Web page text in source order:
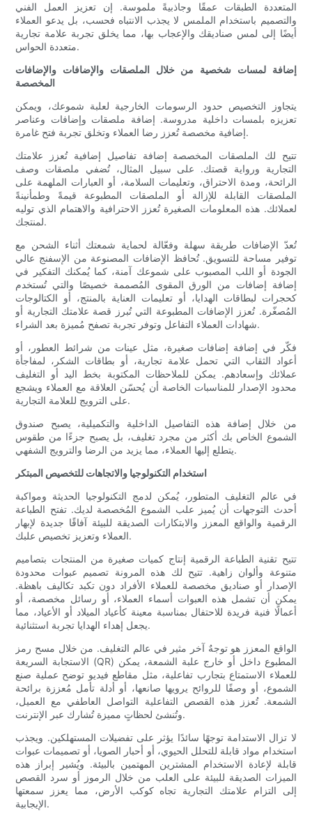
المتعددة الطبقات عمقًا وجاذبيةً ملموسة. إن تعزيز العمل الفني
والتصميم باستخدام الملمس لا يجذب الانتباه فحسب، بل يدعو العملاء
أيضًا إلى لمس صناديقك والإعجاب بها، مما يخلق تجربة علامة تجارية
متعددة الحواس.
إضافة لمسات شخصية من خلال الملصقات والإضافات والإضافات
المخصصة
يتجاوز التخصيص حدود الرسومات الخارجية لعلبة شموعك، ويمكن
تعزيزه بلمسات داخلية مدروسة. إضافة ملصقات وإضافات وعناصر
إضافية مخصصة تُعزز رضا العملاء وتخلق تجربة فتح غامرة.
تتيح لك الملصقات المخصصة إضافة تفاصيل إضافية تُعزز علامتك
التجارية ورواية قصتك. على سبيل المثال، تُضفي ملصقات وصف
الرائحة، ومدة الاحتراق، وتعليمات السلامة، أو العبارات الملهمة على
الملصقات القابلة للإزالة أو الملصقات المطبوعة قيمةً وطمأنينةً
لعملائك. هذه المعلومات الصغيرة تُعزز الاحترافية والاهتمام الذي توليه
لمنتجك.
تُعدّ الإضافات طريقة سهلة وفعّالة لحماية شمعتك أثناء الشحن مع
توفير مساحة للتسويق. تُحافظ الإضافات المصنوعة من الإسفنج عالي
الجودة أو اللب المصبوب على شموعك آمنة، كما يُمكنك التفكير في
إضافة إضافات من الورق المقوى المُصممة خصيصًا والتي تُستخدم
كحجرات لبطاقات الهدايا، أو تعليمات العناية بالمنتج، أو الكتالوجات
المُصغّرة. تُعزز الإضافات المطبوعة التي تُبرز قصة علامتك التجارية أو
شهادات العملاء التفاعل وتوفر تجربة تصفح مُميزة بعد الشراء.
فكّر في إضافة إضافات صغيرة، مثل عينات من شرائط العطور، أو
أعواد الثقاب التي تحمل علامة تجارية، أو بطاقات الشكر، لمفاجأة
عملائك وإسعادهم. يمكن للملاحظات المكتوبة بخط اليد أو التغليف
محدود الإصدار للمناسبات الخاصة أن يُحسّن العلاقة مع العملاء ويشجع
على الترويج للعلامة التجارية.
من خلال إضافة هذه التفاصيل الداخلية والتكميلية، يصبح صندوق
الشموع الخاص بك أكثر من مجرد تغليف، بل يصبح جزءًا من طقوس
يتطلع إليها العملاء، مما يزيد من الرضا والترويج الشفهي.
استخدام التكنولوجيا والاتجاهات للتخصيص المبتكر
في عالم التغليف المتطور، يُمكن لدمج التكنولوجيا الحديثة ومواكبة
أحدث التوجهات أن يُميز علب الشموع المُخصصة لديك. تفتح الطباعة
الرقمية والواقع المعزز والابتكارات الصديقة للبيئة آفاقًا جديدة لإبهار
العملاء وتعزيز تخصيص علبك.
تتيح تقنية الطباعة الرقمية إنتاج كميات صغيرة من المنتجات بتصاميم
متنوعة وألوان زاهية. تتيح لك هذه المرونة تصميم عبوات محدودة
الإصدار أو صناديق مخصصة للعملاء الأفراد دون تكبد تكاليف باهظة.
يمكن أن تشمل هذه العبوات أسماء العملاء، أو رسائل مخصصة، أو
أعمالًا فنية فريدة للاحتفال بمناسبة معينة كأعياد الميلاد أو الأعياد، مما
يجعل إهداء الهدايا تجربة استثنائية.
الواقع المعزز هو توجهٌ آخر مثير في عالم التغليف. من خلال مسح رمز
الاستجابة السريعة (QR) المطبوع داخل أو خارج علبة الشمعة، يمكن
للعملاء الاستمتاع بتجارب تفاعلية، مثل مقاطع فيديو توضح عملية صنع
الشموع، أو وصفًا للروائح يرويها صانعها، أو أدلة تأمل مُعززة برائحة
الشمعة. تُعزز هذه القصص التفاعلية التواصل العاطفي مع العميل،
وتُنشئ لحظاتٍ مميزة تُشارك عبر الإنترنت.
لا تزال الاستدامة توجهًا سائدًا يؤثر على تفضيلات المستهلكين. ويجذب
استخدام مواد قابلة للتحلل الحيوي، أو أحبار الصويا، أو تصميمات عبوات
قابلة لإعادة الاستخدام المشترين المهتمين بالبيئة. ويُشير إبراز هذه
الميزات الصديقة للبيئة على العلب من خلال الرموز أو سرد القصص
إلى التزام علامتك التجارية تجاه كوكب الأرض، مما يعزز سمعتها
الإيجابية.